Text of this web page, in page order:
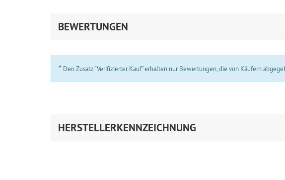
BEWERTUNGEN
* Den Zusatz “Verifizierter Kauf” erhalten nur Bewertungen, die von Käufern
HERSTELLERKENNZEICHNUNG